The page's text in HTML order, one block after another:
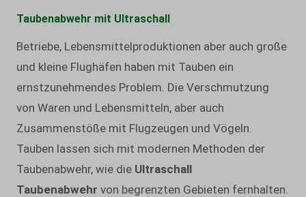
Taubenabwehr mit Ultraschall
Betriebe, Lebensmittelproduktionen aber auch große
und kleine Flughäfen haben mit Tauben ein
ernstzunehmendes Problem. Die Verschmutzung
von Waren und Lebensmitteln, aber auch
Zusammenstöße mit Flugzeugen und Vögeln.
Tauben lassen sich mit modernen Methoden der
Taubenabwehr, wie die Ultraschall
Taubenabwehr von begrenzten Gebieten fernhalten.